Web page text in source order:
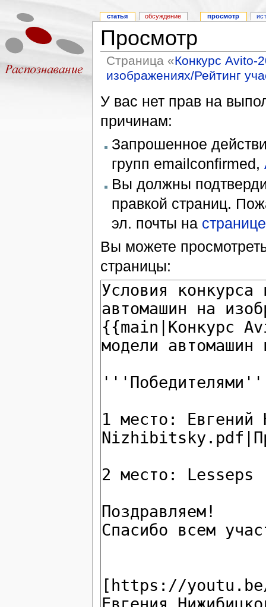
Просмотр
Страница «Конкурс Avito-
изображениях/Рейтинг
У вас нет прав на
причинам:
Запрошенное
групп emailconfirmed,
Вы должны
правкой страниц.
эл. почты на
Вы можете
страницы:
статья обсуждение просмотр